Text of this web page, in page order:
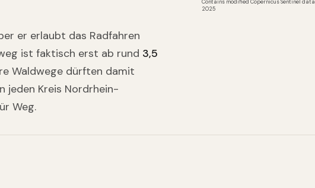
Contains modified Copernicus Sentinel data
2025
er erlaubt das Radfahren
ist faktisch erst ab rund 3,5
Waldwege dürften damit
jeden Kreis Nordrhein-
Weg.